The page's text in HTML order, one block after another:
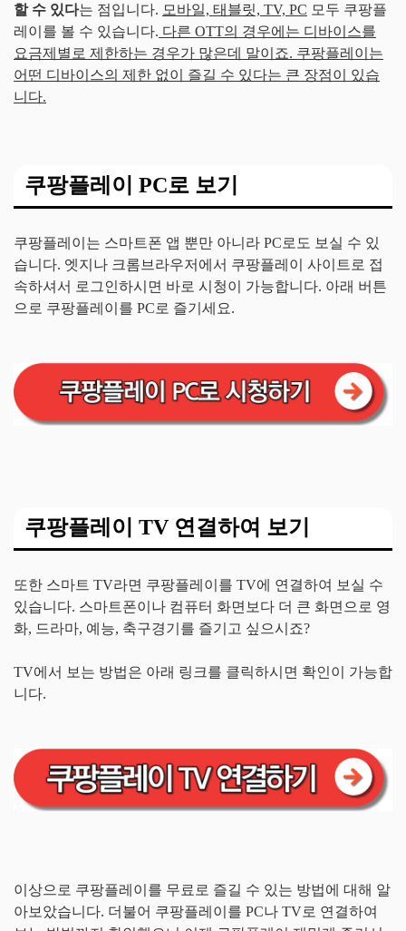
할 수 있다는 점입니다. 모바일, 태블릿, TV, PC 모두 쿠팡플
레이를 볼 수 있습니다. 다른 OTT의 경우에는 디바이스를
요금제별로 제한하는 경우가 많은데 말이죠. 쿠팡플레이는
어떤 디바이스의 제한 없이 즐길 수 있다는 큰 장점이 있습
니다.
쿠팡플레이 PC로 보기
쿠팡플레이는 스마트폰 앱 뿐만 아니라 PC로도 보실 수 있
습니다. 엣지나 크롬브라우저에서 쿠팡플레이 사이트로 접
속하셔서 로그인하시면 바로 시청이 가능합니다. 아래 버튼
으로 쿠팡플레이를 PC로 즐기세요.
쿠팡플레이 TV 연결하여 보기
또한 스마트 TV라면 쿠팡플레이를 TV에 연결하여 보실 수
있습니다. 스마트폰이나 컴퓨터 화면보다 더 큰 화면으로 영
화, 드라마, 예능, 축구경기를 즐기고 싶으시죠?
TV에서 보는 방법은 아래 링크를 클릭하시면 확인이 가능합
니다.
이상으로 쿠팡플레이를 무료로 즐길 수 있는 방법에 대해 알
아보았습니다. 더불어 쿠팡플레이를 PC나 TV로 연결하여